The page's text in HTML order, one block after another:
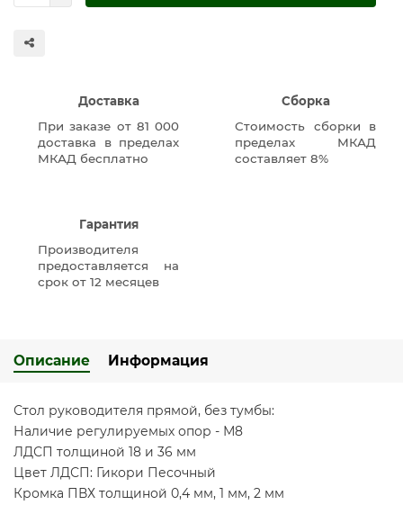
Доставка
При заказе от 81 000
доставка в пределах
МКАД бесплатно
Сборка
Стоимость сборки в
пределах МКАД
составляет 8%
Гарантия
Производителя
предоставляется на
срок от 12 месяцев
Описание Информация
Стол руководителя прямой, без тумбы:
Наличие регулируемых опор - М8
ЛДСП толщиной 18 и 36 мм
Цвет ЛДСП: Гикори Песочный
Кромка ПВХ толщиной 0,4 мм, 1 мм, 2 мм